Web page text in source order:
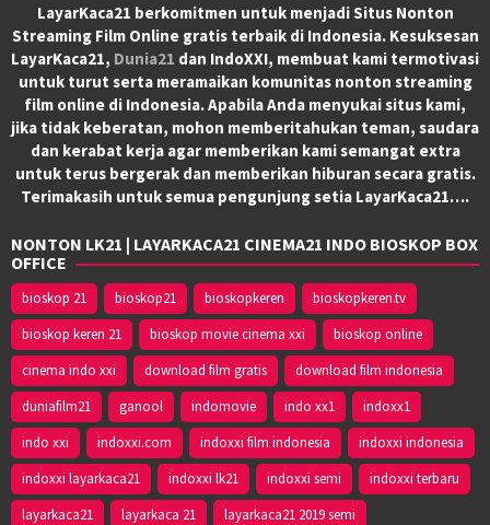
LayarKaca21 berkomitmen untuk menjadi Situs Nonton
Streaming Film Online gratis terbaik di Indonesia. Kesuksesan
LayarKaca21, Dunia21 dan IndoXXI, membuat kami termotivasi
untuk turut serta meramaikan komunitas nonton streaming
film online di Indonesia. Apabila Anda menyukai situs kami,
jika tidak keberatan, mohon memberitahukan teman, saudara
dan kerabat kerja agar memberikan kami semangat extra
untuk terus bergerak dan memberikan hiburan secara gratis.
Terimakasih untuk semua pengunjung setia LayarKaca21….
NONTON LK21 | LAYARKACA21 CINEMA21 INDO BIOSKOP BOX
OFFICE
bioskop 21 bioskop21 bioskopkeren
bioskopkeren.tv
bioskop keren 21
bioskop movie cinema xxi
bioskop online
cinema indo xxi
download film gratis
download film indonesia
duniafilm21
ganool indomovie indo xx1
indoxx1
indo xxi
indoxxi.com indoxxi film indonesia
indoxxi indonesia
indoxxi layarkaca21
indoxxi lk21 indoxxi semi
indoxxi terbaru
layarkaca21
layarkaca 21
layarkaca21 2019 semi